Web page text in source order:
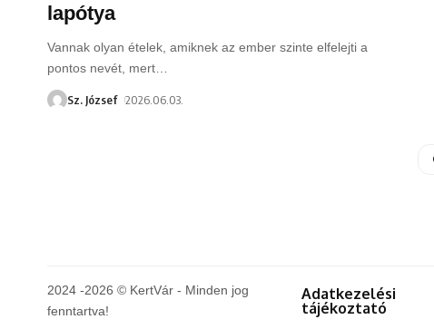
lapótya
Vannak olyan ételek, amiknek az ember szinte elfelejti a
pontos nevét, mert
Sz. József 2026.06.03.
2024 -2026 © KertVár - Minden jog
fenntartva!
Adatkezelési
tájékoztató